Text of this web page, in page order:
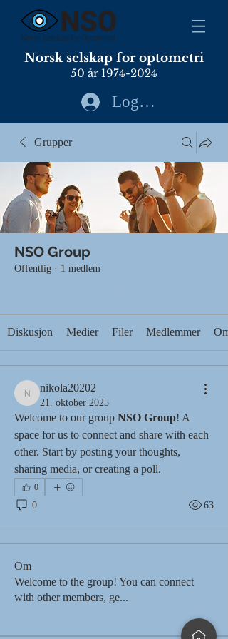
Norsk selskap for optometri
50 år 1974-2024
Logg inn
Grupper
NSO Group
Offentlig · 1 medlem
Diskusjon Medier Filer Medlemmer Om
nikola20202
nikola20202
21. oktober 2025
Welcome to our group NSO Group! A
space for us to connect and share with each
other. Start by posting your thoughts,
sharing media, or creating a poll.
0
0 63
Om
Welcome to the group! You can connect
with other members, ge...